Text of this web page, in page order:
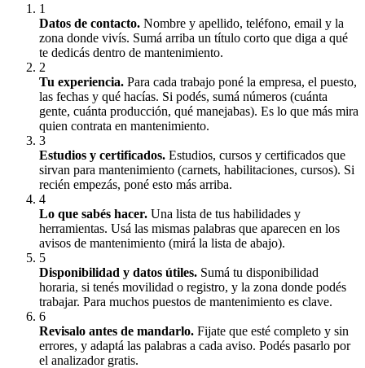
1
Datos de contacto. Nombre y apellido, teléfono, email y la
zona donde vivís. Sumá arriba un título corto que diga a qué
te dedicás dentro de mantenimiento.
2
Tu experiencia. Para cada trabajo poné la empresa, el puesto,
las fechas y qué hacías. Si podés, sumá números (cuánta
gente, cuánta producción, qué manejabas). Es lo que más mira
quien contrata en mantenimiento.
3
Estudios y certificados. Estudios, cursos y certificados que
sirvan para mantenimiento (carnets, habilitaciones, cursos). Si
recién empezás, poné esto más arriba.
4
Lo que sabés hacer. Una lista de tus habilidades y
herramientas. Usá las mismas palabras que aparecen en los
avisos de mantenimiento (mirá la lista de abajo).
5
Disponibilidad y datos útiles. Sumá tu disponibilidad
horaria, si tenés movilidad o registro, y la zona donde podés
trabajar. Para muchos puestos de mantenimiento es clave.
6
Revisalo antes de mandarlo. Fijate que esté completo y sin
errores, y adaptá las palabras a cada aviso. Podés pasarlo por
el analizador gratis.